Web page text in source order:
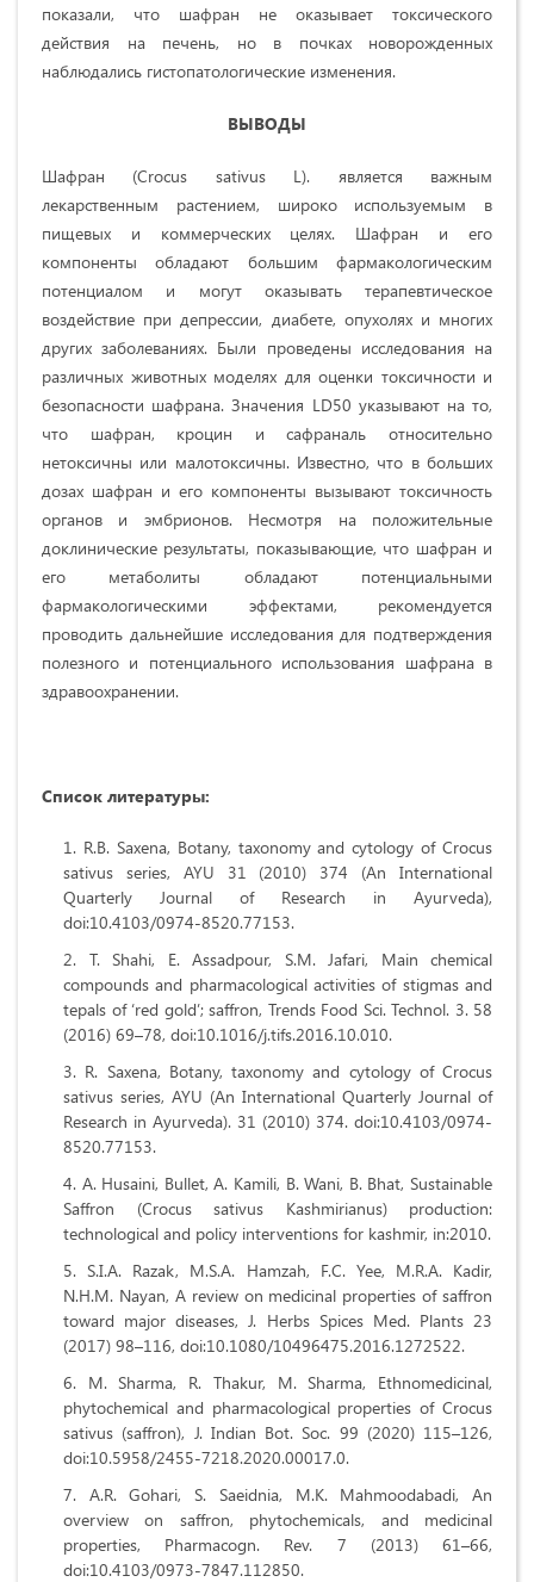
показали, что шафран не оказывает токсического
действия на печень, но в почках новорожденных
наблюдались гистопатологические изменения.
ВЫВОДЫ
Шафран (Crocus sativus L). является важным
лекарственным растением, широко используемым в
пищевых и коммерческих целях. Шафран и его
компоненты обладают большим фармакологическим
потенциалом и могут оказывать терапевтическое
воздействие при депрессии, диабете, опухолях и многих
других заболеваниях. Были проведены исследования на
различных животных моделях для оценки токсичности и
безопасности шафрана. Значения LD50 указывают на то,
что шафран, кроцин и сафраналь относительно
нетоксичны или малотоксичны. Известно, что в больших
дозах шафран и его компоненты вызывают токсичность
органов и эмбрионов. Несмотря на положительные
доклинические результаты, показывающие, что шафран и
его метаболиты обладают потенциальными
фармакологическими эффектами, рекомендуется
проводить дальнейшие исследования для подтверждения
полезного и потенциального использования шафрана в
здравоохранении.
Список литературы:
R.B. Saxena, Botany, taxonomy and cytology of Crocus
sativus series, AYU 31 (2010) 374 (An International
Quarterly Journal of Research in Ayurveda),
doi:10.4103/0974-8520.77153.
T. Shahi, E. Assadpour, S.M. Jafari, Main chemical
compounds and pharmacological activities of stigmas and
tepals of ‘red gold’; saffron, Trends Food Sci. Technol. 3. 58
(2016) 69–78, doi:10.1016/j.tifs.2016.10.010.
R. Saxena, Botany, taxonomy and cytology of Crocus
sativus series, AYU (An International Quarterly Journal of
Research in Ayurveda). 31 (2010) 374. doi:10.4103/0974-
8520.77153.
A. Husaini, Bullet, A. Kamili, B. Wani, B. Bhat, Sustainable
Saffron (Crocus sativus Kashmirianus) production:
technological and policy interventions for kashmir, in:2010.
S.I.A. Razak, M.S.A. Hamzah, F.C. Yee, M.R.A. Kadir,
N.H.M. Nayan, A review on medicinal properties of saffron
toward major diseases, J. Herbs Spices Med. Plants 23
(2017) 98–116, doi:10.1080/10496475.2016.1272522.
M. Sharma, R. Thakur, M. Sharma, Ethnomedicinal,
phytochemical and pharmacological properties of Crocus
sativus (saffron), J. Indian Bot. Soc. 99 (2020) 115–126,
doi:10.5958/2455-7218.2020.00017.0.
A.R. Gohari, S. Saeidnia, M.K. Mahmoodabadi, An
overview on saffron, phytochemicals, and medicinal
properties, Pharmacogn. Rev. 7 (2013) 61–66,
doi:10.4103/0973-7847.112850.